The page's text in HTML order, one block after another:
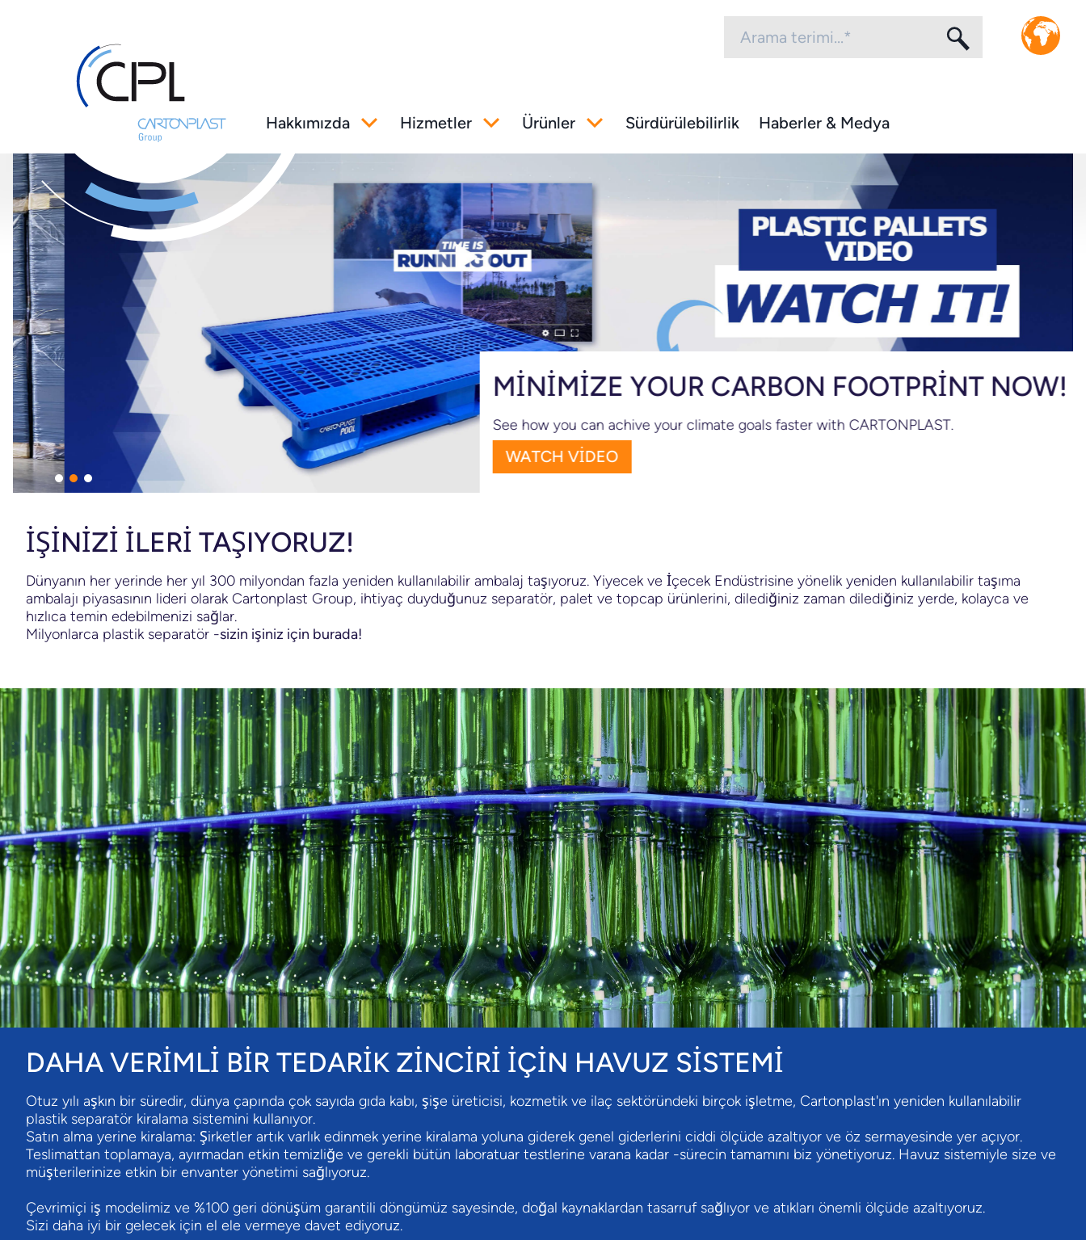
Hakkımızda Hizmetler Ürünler Sürdürülebilirlik Haberler & Medya
MINIMIZE YOUR CARBON FOOTPRINT NOW!
See how you can achive your climate goals faster with CARTONPLAST.
WATCH VIDEO
İŞİNİZİ İLERİ TAŞIYORUZ!
Dünyanın her yerinde her yıl 300 milyondan fazla yeniden kullanılabilir ambalaj taşıyoruz. Yiyecek ve İçecek Endüstrisine yönelik yeniden kullanılabilir taşıma
ambalajı piyasasının lideri olarak Cartonplast Group, ihtiyaç duyduğunuz separatör, palet ve topcap ürünlerini, dilediğiniz zaman dilediğiniz yerde, kolayca ve
hızlıca temin edebilmenizi sağlar.
Milyonlarca plastik separatör -sizin işiniz için burada!
DAHA VERİMLİ BİR TEDARİK ZİNCİRİ İÇİN HAVUZ SİSTEMİ
Otuz yılı aşkın bir süredir, dünya çapında çok sayıda gıda kabı, şişe üreticisi, kozmetik ve ilaç sektöründeki birçok işletme, Cartonplast'ın yeniden kullanılabilir
plastik separatör kiralama sistemini kullanıyor.
Satın alma yerine kiralama: Şirketler artık varlık edinmek yerine kiralama yoluna giderek genel giderlerini ciddi ölçüde azaltıyor ve öz sermayesinde yer açıyor.
Teslimattan toplamaya, ayırmadan etkin temizliğe ve gerekli bütün laboratuar testlerine varana kadar -sürecin tamamını biz yönetiyoruz. Havuz sistemiyle size ve
müşterilerinize etkin bir envanter yönetimi sağlıyoruz.
Çevrimiçi iş modelimiz ve %100 geri dönüşüm garantili döngümüz sayesinde, doğal kaynaklardan tasarruf sağlıyor ve atıkları önemli ölçüde azaltıyoruz.
Sizi daha iyi bir gelecek için el ele vermeye davet ediyoruz.